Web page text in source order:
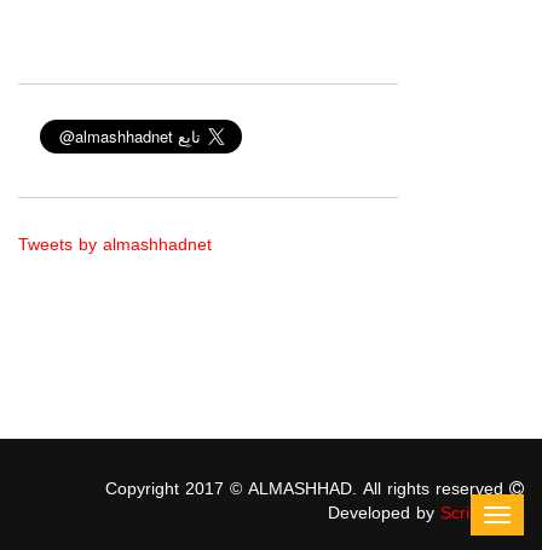
Tweets by almashhadnet
Copyright 2017 © ALMASHHAD. All rights reserved
Developed byScriptStars